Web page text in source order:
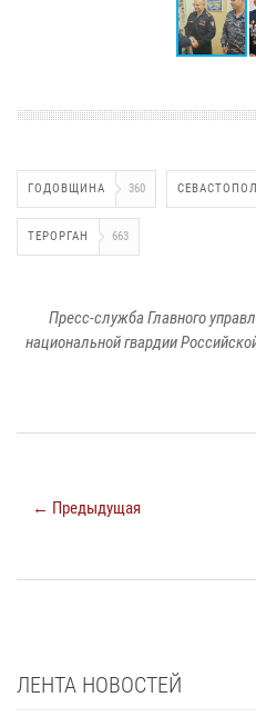
ГОДОВЩИНА 360
ТЕРОРГАН 663
Пресс-служба Главного
национальной гвардии
← Предыдущая
ЛЕНТА НОВОСТЕЙ